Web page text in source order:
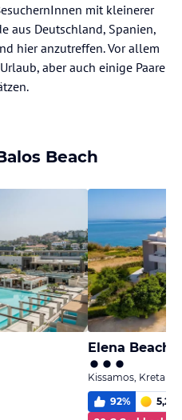
mit kleinerer
aus Deutschland, Spanien,
hier anzutreffen. Vor allem
aber auch einige Paare
Beach
Elena Beach
Kissamos, Kreta
92% 5,2